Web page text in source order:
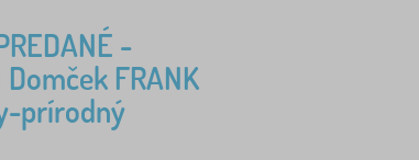
-
FRANK
prírodný